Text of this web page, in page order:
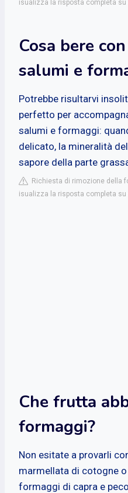
isualizza la risposta completa su
Cosa bere
salumi e
Potrebbe risultarvi
perfetto per
salumi e formaggi:
delicato, la mineralità
sapore della parte
Richiesta di rimozione della
isualizza la risposta completa
Che frutta
formaggi?
Non esitate a provarli
marmellata di cotogne
formaggi di capra e